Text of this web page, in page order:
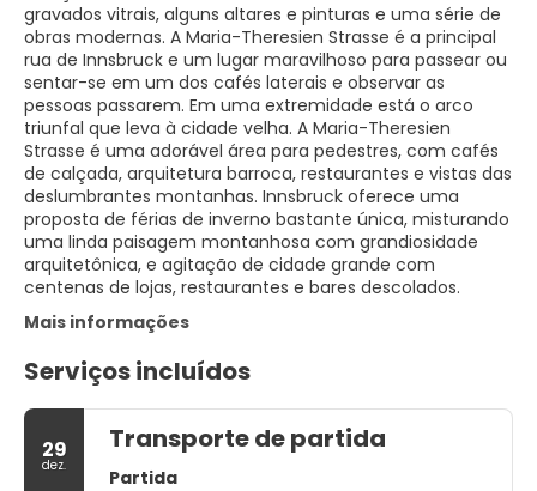
gravados vitrais, alguns altares e pinturas e uma série de
obras modernas. A Maria-Theresien Strasse é a principal
rua de Innsbruck e um lugar maravilhoso para passear ou
sentar-se em um dos cafés laterais e observar as
pessoas passarem. Em uma extremidade está o arco
triunfal que leva à cidade velha. A Maria-Theresien
Strasse é uma adorável área para pedestres, com cafés
de calçada, arquitetura barroca, restaurantes e vistas das
deslumbrantes montanhas. Innsbruck oferece uma
proposta de férias de inverno bastante única, misturando
uma linda paisagem montanhosa com grandiosidade
arquitetônica, e agitação de cidade grande com
centenas de lojas, restaurantes e bares descolados.
Mais informações
Serviços incluídos
29
dez.
Transporte de partida
Partida